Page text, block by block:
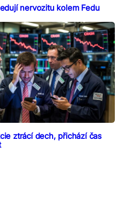
nervozitu kolem Fedu
ztrácí dech, přichází čas